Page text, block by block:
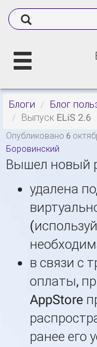
Блоги
Блог
Выпуск ELiS 2.6
Опубликовано 6
Боровинский
Вышел новый
удалена
в связи с
оплаты,
AppStore
ранее его